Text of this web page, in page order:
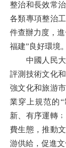
整治和長效常
各類專項整治
件查辦力度，
福建”良好環境。
中國人民大
評測技術文化
強文化和旅游
業穿上規范的
新、有序運轉
費生態，推動
游供給，促進文